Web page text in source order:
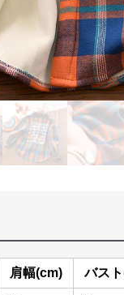
肩幅(cm) バス